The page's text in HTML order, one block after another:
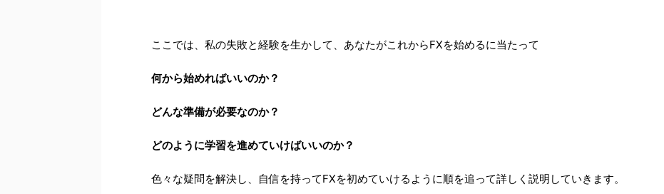
ここでは、私の失敗と経験を生かして、あなたがこれからFXを始めるに当たって
何から始めればいいのか？
どんな準備が必要なのか？
どのように学習を進めていけばいいのか？
色々な疑問を解決し、自信を持ってFXを初めていけるように順を追って詳しく説明していきます。